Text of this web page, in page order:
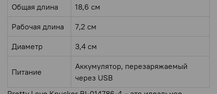
Общая длина 18,6 см
Рабочая длина 7,2 см
Диаметр 3,4 см
Питание
Аккумулятор, перезаряжаемый
через USB